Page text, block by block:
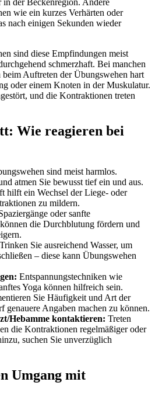
in der Beckenregion. Andere
wie ein kurzes Verhärten oder
nach einigen Sekunden wieder
sind diese Empfindungen meist
schmerzhaft. Bei manchen
Auftreten der Übungswehen hart
oder einem Knoten in der Muskulatur.
und die Kontraktionen treten
Wie reagieren bei
sind meist harmlos.
atmen Sie bewusst tief ein und aus.
hilft ein Wechsel der Liege- oder
zu mildern.
oder sanfte
die Durchblutung fördern und
Trinken Sie ausreichend Wasser, um
– diese kann Übungswehen
Entspannungstechniken wie
Yoga können hilfreich sein.
Sie Häufigkeit und Art der
genauere Angaben machen zu können.
Hebamme kontaktieren: Treten
die Kontraktionen regelmäßiger oder
suchen Sie unverzüglich
Umgang mit